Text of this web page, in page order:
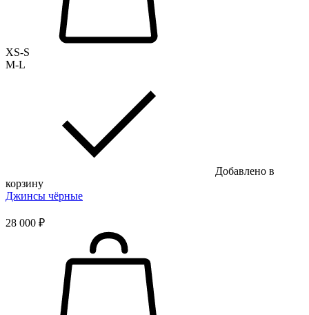
XS-S
M-L
Добавлено в
корзину
Джинсы чёрные
28 000 ₽